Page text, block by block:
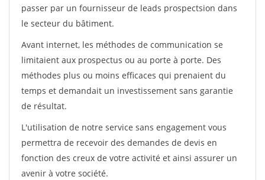
passer par un fournisseur de leads prospectsion dans
le secteur du bâtiment.
Avant internet, les méthodes de communication se
limitaient aux prospectus ou au porte à porte. Des
méthodes plus ou moins efficaces qui prenaient du
temps et demandait un investissement sans garantie
de résultat.
L'utilisation de notre service sans engagement vous
permettra de recevoir des demandes de devis en
fonction des creux de votre activité et ainsi assurer un
avenir à votre société.